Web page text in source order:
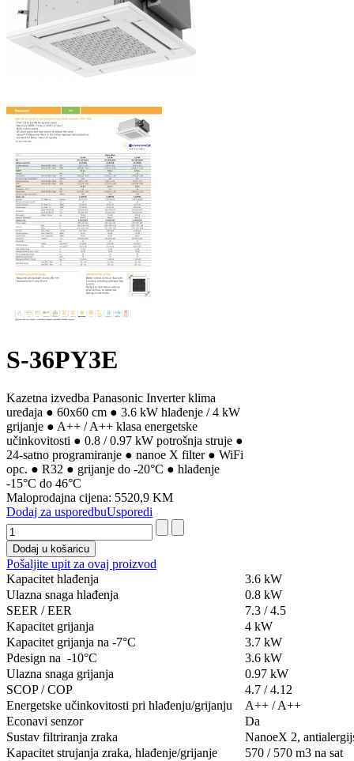
S-36PY3E
Kazetna izvedba Panasonic Inverter klima
uređaja ● 60x60 cm ● 3.6 kW hlađenje / 4 kW
grijanje ● A++ / A++ klasa energetske
učinkovitosti ● 0.8 / 0.97 kW potrošnja struje ●
24-satno programiranje ● nanoe X filter ● WiFi
opc. ● R32 ● grijanje do -20°C ● hlađenje
-15°C do 46°C
Maloprodajna cijena: 5520,9 KM
Dodaj za usporedbuUsporedi
Pošaljite upit za ovaj proizvod
Kapacitet hlađenja
3.6 kW
Ulazna snaga hlađenja
0.8 kW
SEER / EER
7.3 / 4.5
Kapacitet grijanja
4 kW
Kapacitet grijanja na -7°C
3.7 kW
Pdesign na -10°C
3.6 kW
Ulazna snaga grijanja
0.97 kW
SCOP / COP
4.7 / 4.12
Energetske učinkovitosti pri hlađenju/grijanju
A++ / A++
Econavi senzor
Da
Sustav filtriranja zraka
NanoeX 2,
Kapacitet strujanja zraka, hlađenje/grijanje
570 / 570 m3 na sat